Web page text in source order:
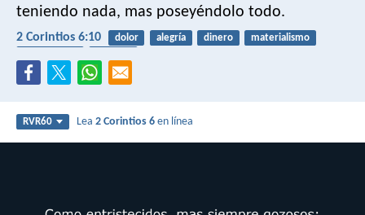
teniendo nada, mas poseyéndolo todo.
2 Corintios 6:10 dolor alegría dinero
materialismo
RVR60 Lea2 Corintios 6 en línea